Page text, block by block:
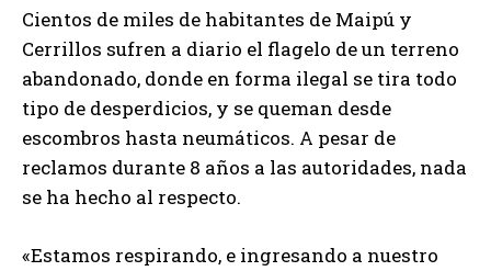
Cientos de miles de habitantes de Maipú y
Cerrillos sufren a diario el flagelo de un terreno
abandonado, donde en forma ilegal se tira todo
tipo de desperdicios, y se queman desde
escombros hasta neumáticos. A pesar de
reclamos durante 8 años a las autoridades, nada
se ha hecho al respecto.
«Estamos respirando, e ingresando a nuestro